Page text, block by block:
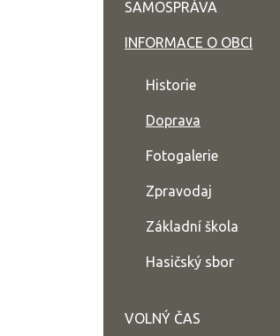
SAMOSPRÁVA
INFORMACE O OBCI
Historie
Doprava
Fotogalerie
Zpravodaj
Základní škola
Hasičský sbor
VOLNÝ ČAS